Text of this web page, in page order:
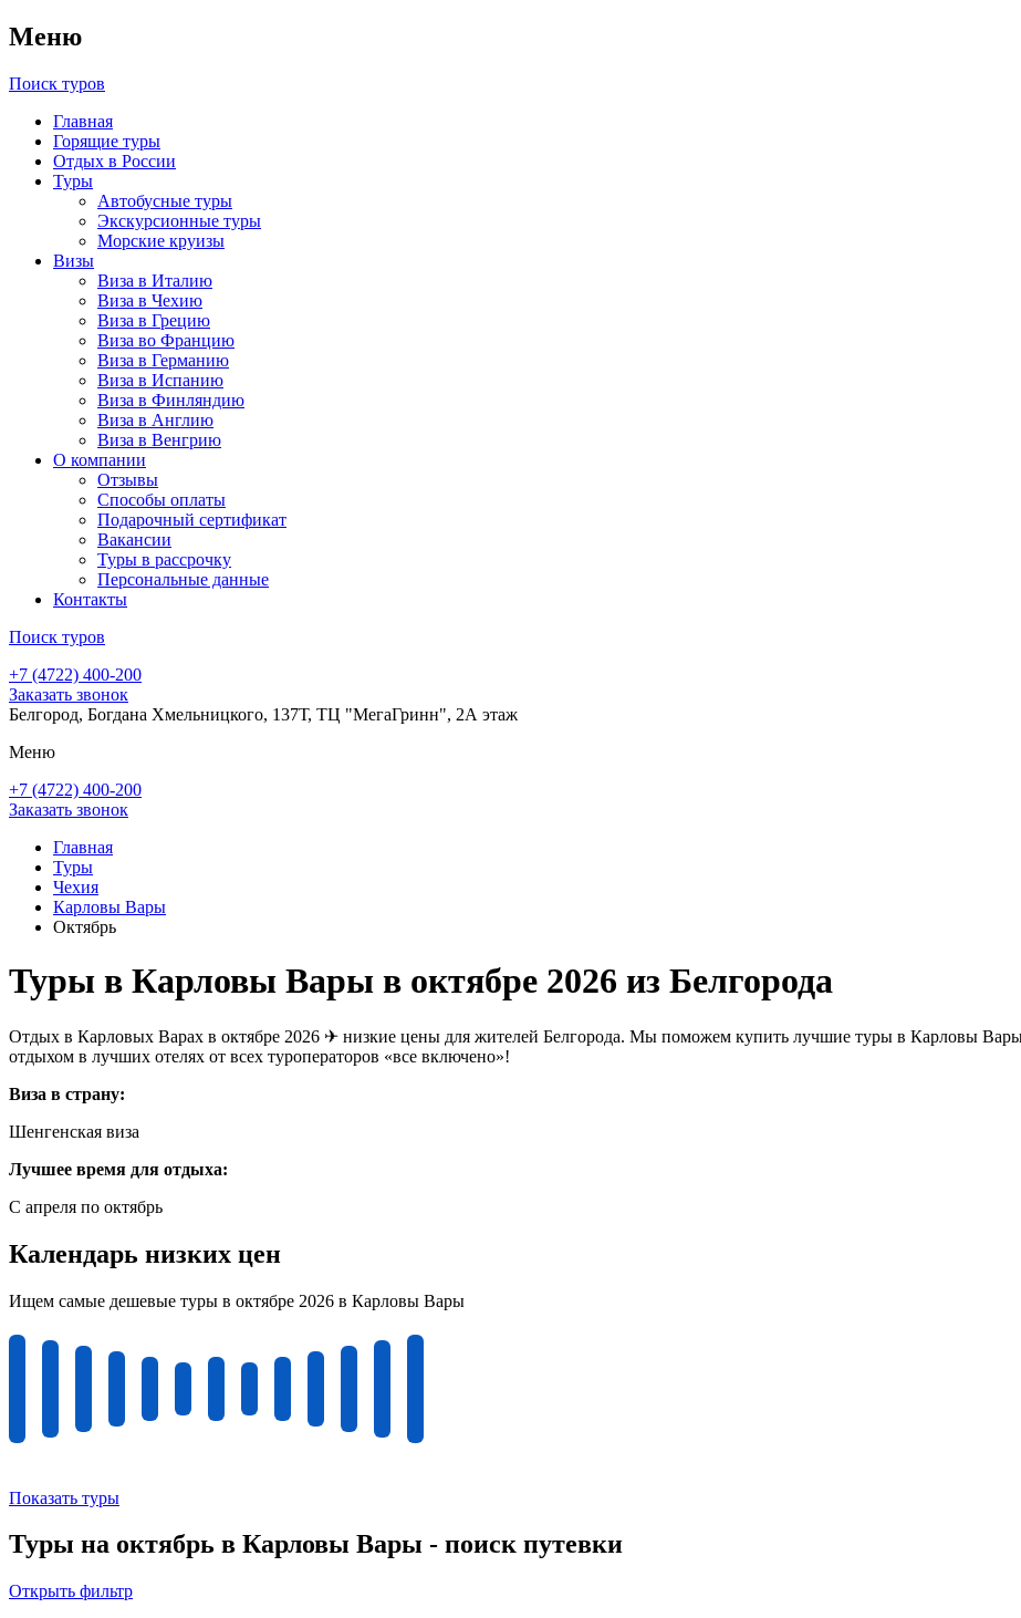
Меню
Поиск туров
Главная
Горящие туры
Отдых в России
Туры
Автобусные туры
Экскурсионные туры
Морские круизы
Визы
Виза в Италию
Виза в Чехию
Виза в Грецию
Виза во Францию
Виза в Германию
Виза в Испанию
Виза в Финляндию
Виза в Англию
Виза в Венгрию
О компании
Отзывы
Способы оплаты
Подарочный сертификат
Вакансии
Туры в рассрочку
Персональные данные
Контакты
Поиск туров
+7 (4722) 400-200
Заказать звонок
Белгород, Богдана Хмельницкого, 137Т, ТЦ "МегаГринн", 2А этаж
Меню
+7 (4722) 400-200
Заказать звонок
Главная
Туры
Чехия
Карловы Вары
Октябрь
Туры в Карловы Вары в октябре 2026 из Белгорода
Отдых в Карловых Варах в октябре 2026 ✈ низкие цены для жителей Белгорода. Мы поможем купить лучшие туры в Карловы
отдыхом в лучших отелях от всех туроператоров «все включено»!
Виза в страну:
Шенгенская виза
Лучшее время для отдыха:
С апреля по октябрь
Календарь низких цен
Ищем самые дешевые туры в октябре 2026 в Карловы Вары
Показать туры
Туры на октябрь в Карловы Вары - поиск путевки
Открыть фильтр